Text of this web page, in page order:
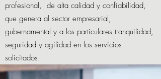
profesional, de alta calidad y confiabilidad,
que genera al sector empresarial,
gubernamental y a los particulares tranquilidad,
seguridad y agilidad en los servicios
solicitados.